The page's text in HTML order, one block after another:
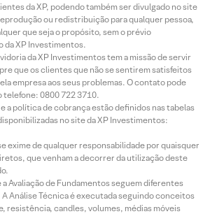
da XP, podendo também ser divulgado no site
ou redistribuição para qualquer pessoa,
que seja o propósito, sem o prévio
XP Investimentos.
da XP Investimentos tem a missão de servir
que os clientes que não se sentirem satisfeitos
empresa aos seus problemas. O contato pode
telefone: 0800 722 3710.
a política de cobrança estão definidos nas tabelas
no site da XP Investimentos:
exime de qualquer responsabilidade por quaisquer
que venham a decorrer da utilização deste
a Avaliação de Fundamentos seguem diferentes
Análise Técnica é executada seguindo conceitos
resistência, candles, volumes, médias móveis